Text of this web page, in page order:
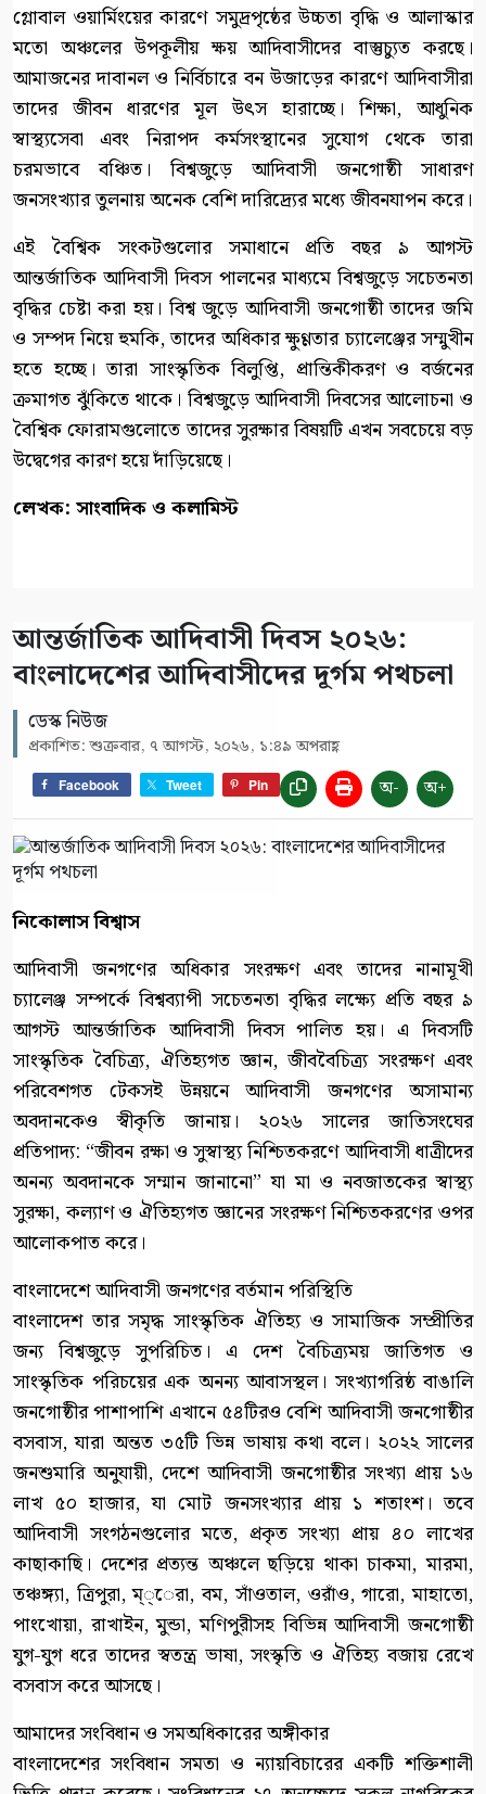
গ্লোবাল ওয়ার্মিংয়ের কারণে সমুদ্রপৃষ্ঠের উচ্চতা বৃদ্ধি ও আলাস্কার
মতো অঞ্চলের উপকূলীয় ক্ষয় আদিবাসীদের বাস্তুচ্যুত করছে।
আমাজনের দাবানল ও নির্বিচারে বন উজাড়ের কারণে আদিবাসীরা
তাদের জীবন ধারণের মূল উৎস হারাচ্ছে। শিক্ষা, আধুনিক
স্বাস্থ্যসেবা এবং নিরাপদ কর্মসংস্থানের সুযোগ থেকে তারা
চরমভাবে বঞ্চিত। বিশ্বজুড়ে আদিবাসী জনগোষ্ঠী সাধারণ
জনসংখ্যার তুলনায় অনেক বেশি দারিদ্র্যের মধ্যে জীবনযাপন করে।
এই বৈশ্বিক সংকটগুলোর সমাধানে প্রতি বছর ৯ আগস্ট
আন্তর্জাতিক আদিবাসী দিবস পালনের মাধ্যমে বিশ্বজুড়ে সচেতনতা
বৃদ্ধির চেষ্টা করা হয়। বিশ্ব জুড়ে আদিবাসী জনগোষ্ঠী তাদের জমি
ও সম্পদ নিয়ে হুমকি, তাদের অধিকার ক্ষুণ্ণতার চ্যালেঞ্জের সম্মুখীন
হতে হচ্ছে। তারা সাংস্কৃতিক বিলুপ্তি, প্রান্তিকীকরণ ও বর্জনের
ক্রমাগত ঝুঁকিতে থাকে। বিশ্বজুড়ে আদিবাসী দিবসের আলোচনা ও
বৈশ্বিক ফোরামগুলোতে তাদের সুরক্ষার বিষয়টি এখন সবচেয়ে বড়
উদ্বেগের কারণ হয়ে দাঁড়িয়েছে।
লেখক: সাংবাদিক ও কলামিস্ট
আন্তর্জাতিক আদিবাসী দিবস ২০২৬:
বাংলাদেশের আদিবাসীদের দূর্গম পথচলা
ডেস্ক নিউজ
প্রকাশিত: শুক্রবার, ৭ আগস্ট, ২০২৬, ১:৪৯ অপরাহ্ণ
Facebook Tweet Pin অ- অ+
নিকোলাস বিশ্বাস
আদিবাসী জনগণের অধিকার সংরক্ষণ এবং তাদের নানামূখী
চ্যালেঞ্জ সম্পর্কে বিশ্বব্যাপী সচেতনতা বৃদ্ধির লক্ষ্যে প্রতি বছর ৯
আগস্ট আন্তর্জাতিক আদিবাসী দিবস পালিত হয়। এ দিবসটি
সাংস্কৃতিক বৈচিত্র্য, ঐতিহ্যগত জ্ঞান, জীববৈচিত্র্য সংরক্ষণ এবং
পরিবেশগত টেকসই উন্নয়নে আদিবাসী জনগণের অসামান্য
অবদানকেও স্বীকৃতি জানায়। ২০২৬ সালের জাতিসংঘের
প্রতিপাদ্য: “জীবন রক্ষা ও সুস্বাস্থ্য নিশ্চিতকরণে আদিবাসী ধাত্রীদের
অনন্য অবদানকে সম্মান জানানো” যা মা ও নবজাতকের স্বাস্থ্য
সুরক্ষা, কল্যাণ ও ঐতিহ্যগত জ্ঞানের সংরক্ষণ নিশ্চিতকরণের ওপর
আলোকপাত করে।
বাংলাদেশে আদিবাসী জনগণের বর্তমান পরিস্থিতি
বাংলাদেশ তার সমৃদ্ধ সাংস্কৃতিক ঐতিহ্য ও সামাজিক সম্প্রীতির
জন্য বিশ্বজুড়ে সুপরিচিত। এ দেশ বৈচিত্র্যময় জাতিগত ও
সাংস্কৃতিক পরিচয়ের এক অনন্য আবাসস্থল। সংখ্যাগরিষ্ঠ বাঙালি
জনগোষ্ঠীর পাশাপাশি এখানে ৫৪টিরও বেশি আদিবাসী জনগোষ্ঠীর
বসবাস, যারা অন্তত ৩৫টি ভিন্ন ভাষায় কথা বলে। ২০২২ সালের
জনশুমারি অনুযায়ী, দেশে আদিবাসী জনগোষ্ঠীর সংখ্যা প্রায় ১৬
লাখ ৫০ হাজার, যা মোট জনসংখ্যার প্রায় ১ শতাংশ। তবে
আদিবাসী সংগঠনগুলোর মতে, প্রকৃত সংখ্যা প্রায় ৪০ লাখের
কাছাকাছি। দেশের প্রত্যন্ত অঞ্চলে ছড়িয়ে থাকা চাকমা, মারমা,
তঞ্চঙ্গ্যা, ত্রিপুরা, ম্্েরা, বম, সাঁওতাল, ওরাঁও, গারো, মাহাতো,
পাংখোয়া, রাখাইন, মুন্ডা, মণিপুরীসহ বিভিন্ন আদিবাসী জনগোষ্ঠী
যুগ-যুগ ধরে তাদের স্বতন্ত্র ভাষা, সংস্কৃতি ও ঐতিহ্য বজায় রেখে
বসবাস করে আসছে।
আমাদের সংবিধান ও সমঅধিকারের অঙ্গীকার
বাংলাদেশের সংবিধান সমতা ও ন্যায়বিচারের একটি শক্তিশালী